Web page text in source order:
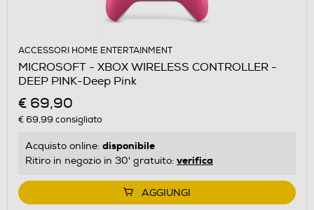
ACCESSORI HOME ENTERTAINMENT
MICROSOFT - XBOX WIRELESS CONTROLLER -
DEEP PINK-Deep Pink
€ 69,90
€ 69,99 consigliato
Acquisto online: disponibile
Ritiro in negozio in 30' gratuito: verifica
AGGIUNGI